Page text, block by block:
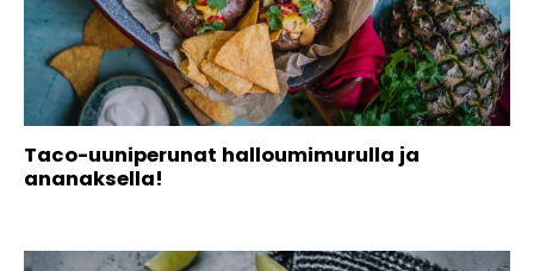
Taco-uuniperunat halloumimurulla ja
ananaksella!